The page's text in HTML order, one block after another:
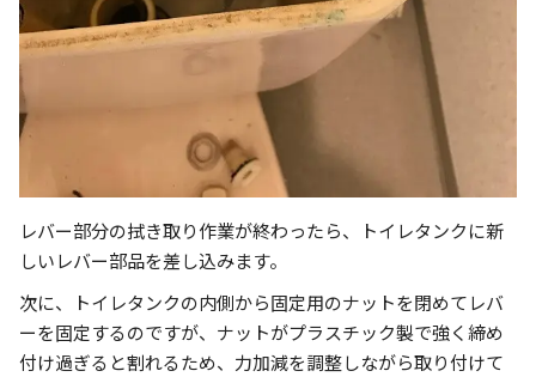
レバー部分の拭き取り作業が終わったら、トイレタンクに新
しいレバー部品を差し込みます。
次に、トイレタンクの内側から固定用のナットを閉めてレバ
ーを固定するのですが、ナットがプラスチック製で強く締め
付け過ぎると割れるため、力加減を調整しながら取り付けて